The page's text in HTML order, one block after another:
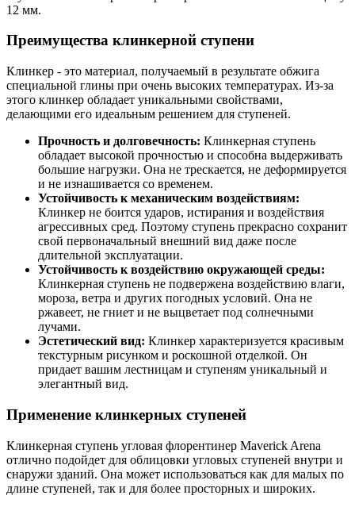
12 мм.
Преимущества клинкерной ступени
Клинкер - это материал, получаемый в результате обжига
специальной глины при очень высоких температурах. Из-за
этого клинкер обладает уникальными свойствами,
делающими его идеальным решением для ступеней.
Прочность и долговечность: Клинкерная ступень
обладает высокой прочностью и способна выдерживать
большие нагрузки. Она не трескается, не деформируется
и не изнашивается со временем.
Устойчивость к механическим воздействиям:
Клинкер не боится ударов, истирания и воздействия
агрессивных сред. Поэтому ступень прекрасно сохранит
свой первоначальный внешний вид даже после
длительной эксплуатации.
Устойчивость к воздействию окружающей среды:
Клинкерная ступень не подвержена воздействию влаги,
мороза, ветра и других погодных условий. Она не
ржавеет, не гниет и не выцветает под солнечными
лучами.
Эстетический вид: Клинкер характеризуется красивым
текстурным рисунком и роскошной отделкой. Он
придает вашим лестницам и ступеням уникальный и
элегантный вид.
Применение клинкерных ступеней
Клинкерная ступень угловая флорентинер Maverick Arena
отлично подойдет для облицовки угловых ступеней внутри и
снаружи зданий. Она может использоваться как для малых по
длине ступеней, так и для более просторных и широких.